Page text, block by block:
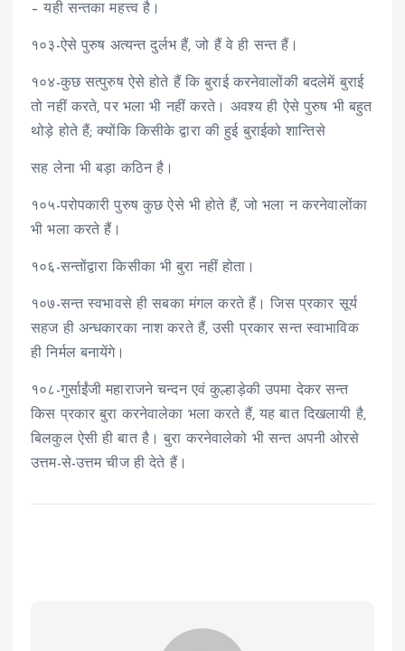
– यही सन्तका महत्त्व है।
१०३-ऐसे पुरुष अत्यन्त दुर्लभ हैं, जो हैं वे ही सन्त हैं।
१०४-कुछ सत्पुरुष ऐसे होते हैं कि बुराई करनेवालोंकी बदलेमें बुराई
तो नहीं करते, पर भला भी नहीं करते। अवश्य ही ऐसे पुरुष भी बहुत
थोड़े होते हैं; क्योंकि किसीके द्वारा की हुई बुराईको शान्तिसे
सह लेना भी बड़ा कठिन है।
१०५-परोपकारी पुरुष कुछ ऐसे भी होते हैं, जो भला न करनेवालोंका
भी भला करते हैं।
१०६-सन्तोंद्वारा किसीका भी बुरा नहीं होता।
१०७-सन्त स्वभावसे ही सबका मंगल करते हैं। जिस प्रकार सूर्य
सहज ही अन्धकारका नाश करते हैं, उसी प्रकार सन्त स्वाभाविक
ही निर्मल बनायेंगे।
१०८-गुर्साईंजी महाराजने चन्दन एवं कुल्हाड़ेकी उपमा देकर सन्त
किस प्रकार बुरा करनेवालेका भला करते हैं, यह बात दिखलायी है,
बिलकुल ऐसी ही बात है। बुरा करनेवालेको भी सन्त अपनी ओरसे
उत्तम-से-उत्तम चीज ही देते हैं।